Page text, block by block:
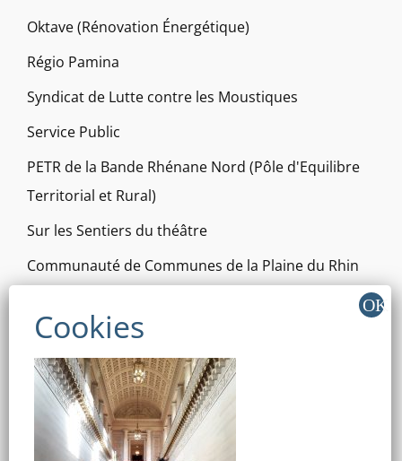
Oktave (Rénovation Énergétique)
Régio Pamina
Syndicat de Lutte contre les Moustiques
Service Public
PETR de la Bande Rhénane Nord (Pôle d'Equilibre
Territorial et Rural)
Sur les Sentiers du théâtre
Communauté de Communes de la Plaine du Rhin
Smictom
Gouvernement
Collectivité Européenne d'Alsace
Région Grand Est